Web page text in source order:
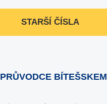
STARŠÍ ČÍSLA
PRŮVODCE BÍTEŠSKEM